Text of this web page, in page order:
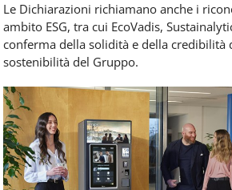
Le Dichiarazioni richiamano anche i
ambito ESG, tra cui EcoVadis,
conferma della solidità e della credibilità
sostenibilità del Gruppo.